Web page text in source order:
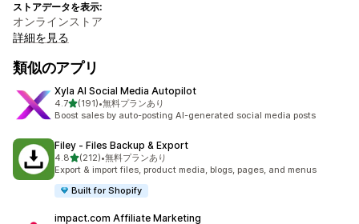
ストアデータを表示:
オンラインストア
詳細を見る
類似のアプリ
Xyla AI Social Media Autopilot
4.75つ星中
(191)
合計レビュー数：191件
•無料プランあり
Boost sales by auto-posting AI-generated social media posts
Filey ‑ Files Backup & Export
4.85つ星中
(212)
合計レビュー数：212件
•無料プランあり
Export & import files, product media, blogs, pages, and menus
Built for Shopify
impact.com Affiliate Marketing